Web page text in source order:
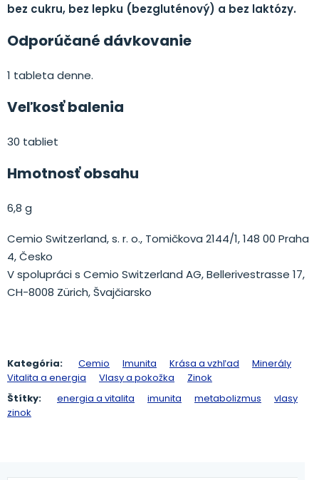
bez cukru, bez lepku (bezgluténový) a bez laktózy.
Odporúčané dávkovanie
1 tableta denne.
Veľkosť balenia
30 tabliet
Hmotnosť obsahu
6,8 g
Cemio Switzerland, s. r. o., Tomičkova 2144/1, 148 00 Praha
4, Česko
V spolupráci s Cemio Switzerland AG, Bellerivestrasse 17,
CH-8008 Zürich, Švajčiarsko
Kategória: Cemio Imunita Krása a vzhľad
Minerály
Vitalita a energia
Vlasy a pokožka
Zinok
Štítky:
energia a vitalita imunita metabolizmus
vlasy
zinok